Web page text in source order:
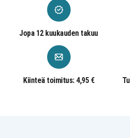
Jopa 12 kuukauden takuu
Kiinteä toimitus: 4,95 €